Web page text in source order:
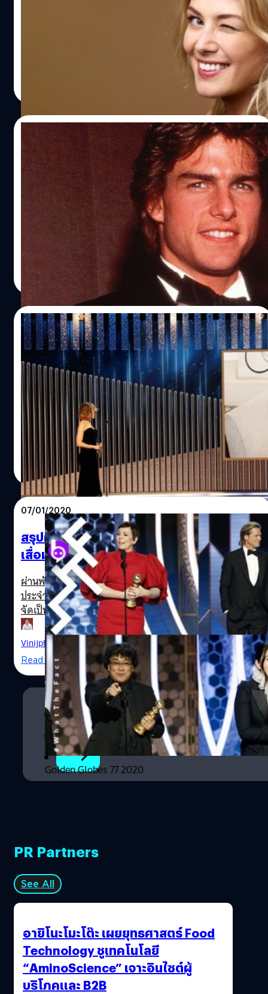
เขาจะไปร่วมงานลูกโลกทองคำกับนิตยาสาร GQ ที่เผยแพร่
เมื่อวันพุธที่ผ่านมา (16 พฤศจิกายน) ว่า "ผมมีความหลังฝังใจ
กับสมาคมสื่อมวลชนต่างประเทศฮอลลีวูด มากกว่าการเคารพ
หรือไม่เคารพด้วยซ้ำ ซึ่งถึงแม้ว่าในปัจจุบันทาง HFPA จะได้
ทำการตรวจสอบและไล่คู่กรณีอย่างอดีตประธานสมาคมสื่อ ฯ
คนนั้นลงจากตำแหน่งประธานไปแล้ว แต่เฟรเซอร์ก็ยังคง
ยืนยันว่า "เพราะฉะนั้นไม่ล่ะ ผมไม่ไปร่วมงานด้วยหรอก… มัน
เป็นเพราะอดีตที่ผมมีร่วมกับเขา แล้วแม่ของผมก็ไม่ได้สอนให้
ผมเป็นคนปากว่าตาขยิบ ดังนั้น คุณสามารถตำหนิผมได้ทุก
เรื่องเลยนะ แต่ไม่ใช่เรื่องนี้" ถึงแม้ เหตุการณ์ในตอนนั้นจะไม่
ได้มีการกล่าวถึงชื่อของคู่กรณี แต่จากช่วงเวลาและหลาย…
'โรซามันด์ ไพก์' (Rosamund Pike) นักแสดงสาวมากฝีมือที่
เคยฝากผลงานการแสดงในภาพยนตร์หลายเรื่อง และเจ้าของ
รางวัลลูกโลกทองคำ จากภาพยนตร์ทาง Netflix 'I Care a
Lot' (2020) และ 'Gone Girl' (2014) ภาพยนตร์ที่สร้างชื่อเข้า
ชิงรางวัลออสการ์ ปี 2015 คอนเฟิร์มแล้วว่า จะมารับบทนำใน
ภาพยนตร์แนวระทึกขวัญพล็อตล้ำที่ว่าด้วยของไวรัสที่มีแต่
เฉพาะคนรวยที่ติดแล้วตายที่มีชื่อว่า 'Rich Flu'
11/05/2021
ทอม ครูซ ส่งรางวัลลูกโลกทองคำ 3 ตัว ไปคืน
เพื่อร่วมประท้วง HFPA ผู้จัดงาน
ทอม ครูซ ได้ส่งรางวัลลูกโลกทองคำ จำนวน 3 ตัว ที่เขาเคยได้
รับ ไปคืนให้แก่สำนักงานใหญ่ของ HFPA เป็นเป็นการประท้วง
การดำเนินงานขององค์การแห่งนี้
ปรีดี ฤกษ์วลีกุล | 1914 days ago
03/03/2021
ภรรยาของ แชดวิก โบสแมน กล่าวถ้อยคำบน
เวทีได้อย่างซาบซึ้งใจผู้ฟังในพิธีมอบรางวัล
ลูกโลกทองคำ
แชดวิก โบสแมน จากเราไปเมื่อเดือนสิงหาคม 2020 ในวัย 43
ปี ด้วยสาเหตุจากมะเร็งลำไส้ใหญ่ ผลงานเรื่องสุดท้ายของ แช
ดวิก โบสแมน ก็คือ When Ma Rainey's Black Bottom เริ่ม
ปล่อยสตรีมมิงไปตั้งแต่ปลายปี 2020 เพราะเป็นที่รู้กันดีว่านัก
แสดงมากฝีมือผู้นี้ได้จากไปตั้งแต่ก่อนหนังเปิดตัว ทำให้งาน
แถลงข่าวเปิดตัวหนังผ่านไปด้วยบรรยากาศเศร้าโศก เพราะ
นักแสดงนำก็ขาดไปเพียงแค่ แชดวิก โบสแมน คนเดียวเท่านั้น
เหตุที่ When Ma Rainey's Black Bottom กลายเป็นผลงาน
เรื่องสุดท้ายของแชดวิกก็เพราะว่า อาการของเขาเริ่มทรุดหนัก
ในช่วงที่เขาเพิ่งถ่ายทำเสร็จพอดี ทำให้แชดวิกต้องเข้ารับการ
ผ่าตัดหลายครั้ง รวมถึงการทำคีโมบำบัดด้วย
สุชยา เกษจำรัส| 1983 days ago
Read More
Golden Globes 77 2020
07/01/2020
สรุปผลรางวัลลูกโลกทองคำ ปี 2020: Netflix
เสื่อมมนต์ และวาทะเด็ด-ซีนปังที่ห้ามพลาด!
ผ่านพ้นไปอีกหนึ่งปี สำหรับรางวัลลูกโลกทองคำครั้งที่ 77
ประจำปี 2020 ของสมาคมผู้สื่อข่าวต่างประเทศฮอลลีวูด ซึ่ง
จัดเป็นประจำทุกปีในวันอาทิตย์ของสัปดาห์แรกหลังปีใหม่
สำหรับเวทีที่เป็นรองแค่รางวัลออสการ์ของอุตสาหกรรมภาพ
ยนตร์ฮอลลีวูดในสหรัฐฯ ที่กำลังจะประกาศผู้เข้าชิงเร็ว ๆ นี้
รวมถึงยังเป็นจุดยืนยัน-นอนมาสำหรับภาพยนตร์และสาขา
ต่าง ๆ ที่เป็นตัวเก็ง และเป็นจุดเปลี่ยนสำหรับม้ามืดหรือรางวัล
ในสาขาต่าง ๆ ที่อาจอยู่นอกสายตามาตลอด ที่รางวัลนี้จะเบน
เข็มให้เหล่าคณะกรรมการกลับมาเหลียวมอง ซึ่งอย่างในปีนี้ก็
เกิดเหตุการณ์นั้น เวทีลูกโลกทองคำเป็นเวทีใหญ่ที่แจกรางวัล
ให้กับคนฮอลลีวูดเยอะที่สุด เนื่องจากมีทั้งรางวัลที่มอบให้กับ
ทั้งภาพยนตร์ และมอบให้กับซีรีส์ทางโทรทัศน์ ในสาขานัก
แสดงก็มีการแยกประเภทของภาพยนตร์ดราม่าและภาพยนตร์
เพลงหรือตลก มองในแง่ดีก็เป็นการกระจายรางวัลไปยัง
ประเภทหลัง ที่มักจะแพ้พ่ายให้กับสายดราม่าที่ออสการ์ดูจะ
นักแสดงและคนเบื้องหลังที่ขึ้นรับรางวัล ชนิดที่คอหนังและคอ
รางวัลจะพลาดไม่ได้เป็นอันขาด Netflix เสื่อมมนต์ มิอาจต้าน
แรงเสียดทาน หลังจากประสบความสำเร็จอย่างงดงามกับ
Roma ไปเมื่อปีที่แล้ว เชื่อว่านอกจากฝั่ง Netflix ที่เดินสาย
ล็อบบี้คณะกรรมการทุกเวทีรางวัลอย่างหนัก (ถึงกับมีแผนกนึง
ในบริษัทที่ทำเรื่องนี้โดยเฉพาะ) ซึ่งปีนี้ฝั่งของฮอลลีวูดที่ไม่ชื่น
ชอบหรืออยากขัดขวางบทบาทของ Netflix ก็คงทำหน้าที่หนัก
ไม่แพ้กัน ซึ่งจากในทีแรกที่มีการประกาศรายชื่อผู้เข้าชิงรางวัล
Netflix มีหนังที่เข้าชิงมากสาขาที่สุดอย่าง Marriage Story ที่
เข้าชิงมากถึง 6…
Vinijphat Kanyapong | 2404 days ago
Read More
1
2
PR Partners
See All
อายิโนะโมะโต๊ะ เผยยุทธศาสตร์ Food
Technology ชูเทคโนโลยี
“AminoScience” เจาะอินไซต์ผู้
บริโภคและ B2B